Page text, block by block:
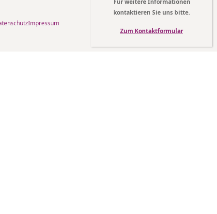
Impressum
Für weitere Informationen
kontaktieren Sie uns bitte.
Zum Kontaktformular